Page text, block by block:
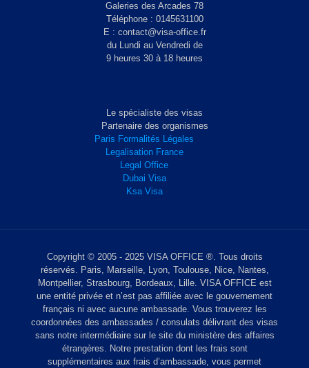
Galeries des Arcades 78
Téléphone : 0145631100
E : contact@visa-office.fr
du Lundi au Vendredi de
9 heures 30 à 18 heures
Le spécialiste des visas
Partenaire des organismes
Paris Formalités Légales
Legalisation France
Legal Office
Dubai Visa
Ksa Visa
Copyright © 2005 - 2025 VISA OFFICE ®. Tous droits
réservés. Paris, Marseille, Lyon, Toulouse, Nice, Nantes,
Montpellier, Strasbourg, Bordeaux, Lille. VISA OFFICE est
une entité privée et n’est pas affiliée avec le gouvernement
français ni avec aucune ambassade. Vous trouverez les
coordonnées des ambassades / consulats délivrant des visas
sans notre intermédiaire sur le site du ministère des affaires
étrangères. Notre prestation dont les frais sont
supplémentaires aux frais d’ambassade, vous permet